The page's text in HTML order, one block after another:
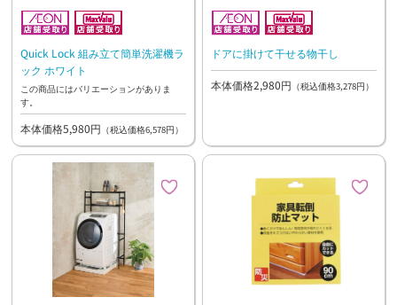
Quick Lock 組み立て簡単洗濯機ラ
ック ホワイト
この商品にはバリエーションがありま
す。
本体価格5,980円 （税込価格6,578円）
ドアに掛けて干せる物干し
本体価格2,980円 （税込価格3,278円）